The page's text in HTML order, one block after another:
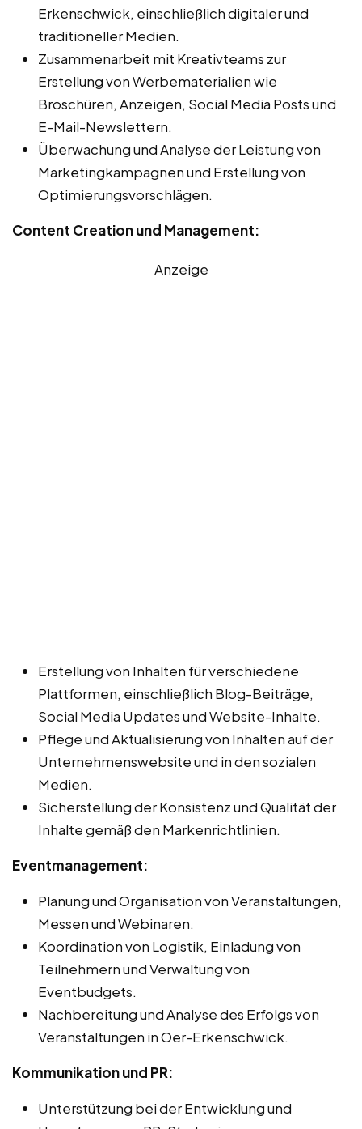
Erkenschwick, einschließlich digitaler und
traditioneller Medien.
Zusammenarbeit mit Kreativteams zur
Erstellung von Werbematerialien wie
Broschüren, Anzeigen, Social Media Posts und
E-Mail-Newslettern.
Überwachung und Analyse der Leistung von
Marketingkampagnen und Erstellung von
Optimierungsvorschlägen.
Content Creation und Management:
Anzeige
Erstellung von Inhalten für verschiedene
Plattformen, einschließlich Blog-Beiträge,
Social Media Updates und Website-Inhalte.
Pflege und Aktualisierung von Inhalten auf der
Unternehmenswebsite und in den sozialen
Medien.
Sicherstellung der Konsistenz und Qualität der
Inhalte gemäß den Markenrichtlinien.
Eventmanagement:
Planung und Organisation von Veranstaltungen,
Messen und Webinaren.
Koordination von Logistik, Einladung von
Teilnehmern und Verwaltung von
Eventbudgets.
Nachbereitung und Analyse des Erfolgs von
Veranstaltungen in Oer-Erkenschwick.
Kommunikation und PR:
Unterstützung bei der Entwicklung und